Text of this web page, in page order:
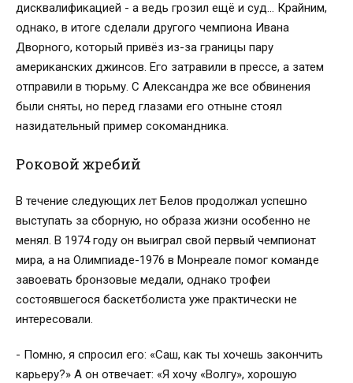
дисквалификацией - а ведь грозил ещё и суд… Крайним,
однако, в итоге сделали другого чемпиона Ивана
Дворного, который привёз из-за границы пару
американских джинсов. Его затравили в прессе, а затем
отправили в тюрьму. С Александра же все обвинения
были сняты, но перед глазами его отныне стоял
назидательный пример сокомандника.
Роковой жребий
В течение следующих лет Белов продолжал успешно
выступать за сборную, но образа жизни особенно не
менял. В 1974 году он выиграл свой первый чемпионат
мира, а на Олимпиаде-1976 в Монреале помог команде
завоевать бронзовые медали, однако трофеи
состоявшегося баскетболиста уже практически не
интересовали.
- Помню, я спросил его: «Саш, как ты хочешь закончить
карьеру?» А он отвечает: «Я хочу «Волгу», хорошую